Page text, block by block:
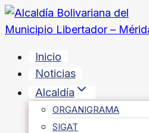
Saltar
al
Inicio
Noticias
Alcaldía
ORGANIGRAMA
SIGAT